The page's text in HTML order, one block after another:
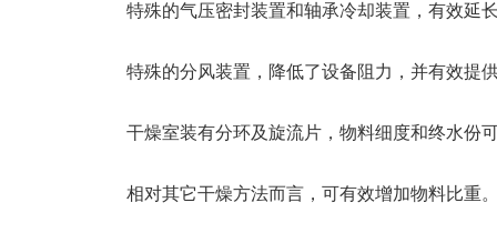
特殊的气压密封装置和轴承冷却装置，有效延
特殊的分风装置，降低了设备阻力，并有效提
干燥室装有分环及旋流片，物料细度和终水份
相对其它干燥方法而言，可有效增加物料比重